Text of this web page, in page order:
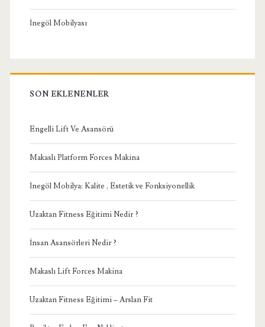
İnegöl Mobilyası
SON EKLENENLER
Engelli Lift Ve Asansörü
Makaslı Platform Forces Makina
İnegöl Mobilya: Kalite , Estetik ve Fonksiyonellik
Uzaktan Fitness Eğitimi Nedir ?
İnsan Asansörleri Nedir ?
Makaslı Lift Forces Makina
Uzaktan Fitness Eğitimi – Arslan Fit